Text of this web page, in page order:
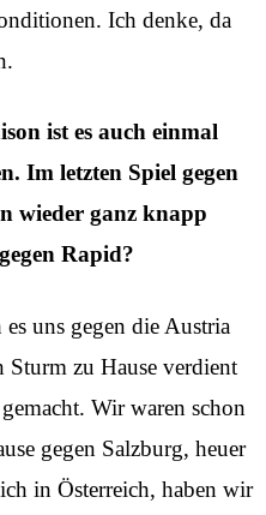
Ich denke, da
ist es auch einmal
Im letzten Spiel gegen
wieder ganz knapp
Rapid?
uns gegen die Austria
Sturm zu Hause verdient
Wir waren schon
gegen Salzburg, heuer
in Österreich, haben wir